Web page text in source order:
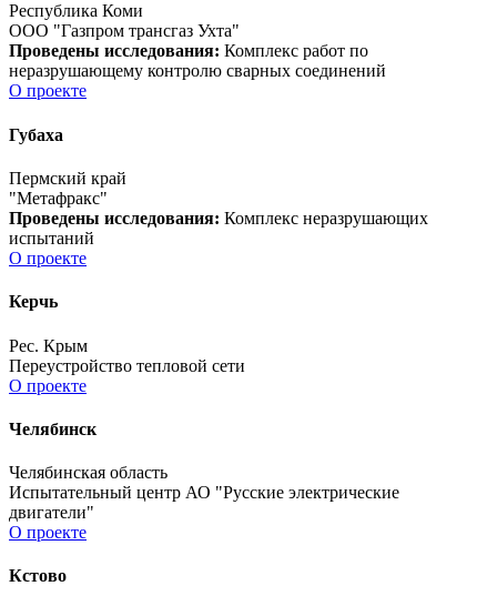
Республика Коми
ООО "Газпром трансгаз Ухта"
Проведены исследования: Комплекс работ по
неразрушающему контролю сварных соединений
О проекте
Губаха
Пермский край
"Метафракс"
Проведены исследования: Комплекс неразрушающих
испытаний
О проекте
Керчь
Рес. Крым
Переустройство тепловой сети
О проекте
Челябинск
Челябинская область
Испытательный центр АО "Русские электрические
двигатели"
О проекте
Кстово